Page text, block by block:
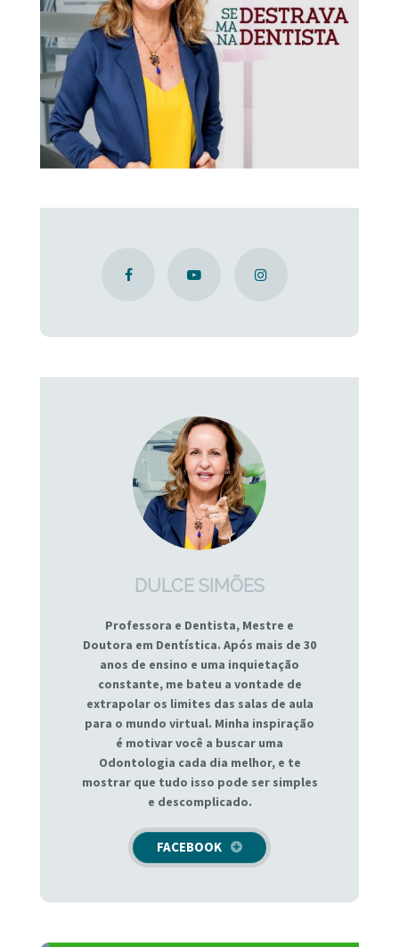
DULCE SIMÕES
Professora e Dentista, Mestre e
Doutora em Dentística. Após mais de 30
anos de ensino e uma inquietação
constante, me bateu a vontade de
extrapolar os limites das salas de aula
para o mundo virtual. Minha inspiração
é motivar você a buscar uma
Odontologia cada dia melhor, e te
mostrar que tudo isso pode ser simples
e descomplicado.
FACEBOOK